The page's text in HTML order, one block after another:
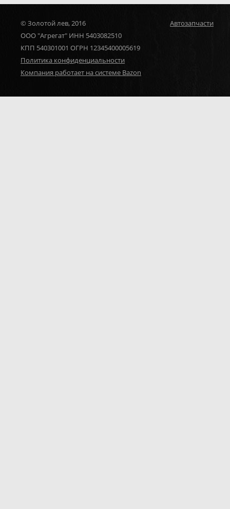
© Золотой лев, 2016
ООО "Агрегат" ИНН 5403082510
КПП 540301001 ОГРН 12345400005619
Политика конфиденциальности
Компания работает на системе Bazon
Автозапчасти